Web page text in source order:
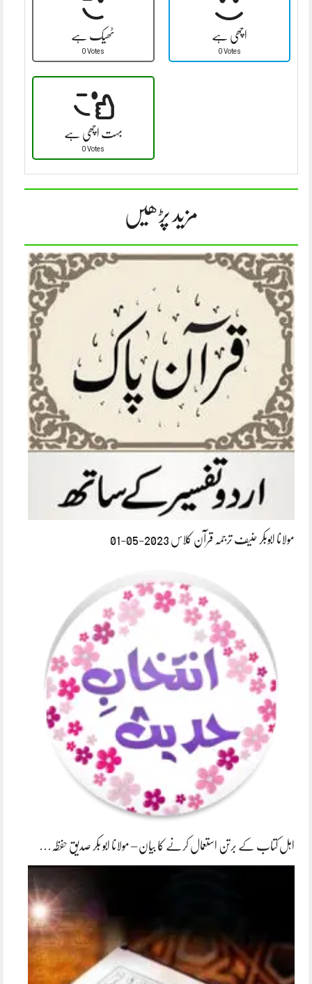
ٹھیک ہے
0 Votes
اچھی ہے
0 Votes
بہت اچھی ہے
0 Votes
مزید پڑھیں
مولانا ابوبکر حنیف ترجمہ قرآن کلاس 2023-05-01
اہل کتاب کے برتن استعمال کرنے کا بیان – مولانا ابو بکر صدیق حفظہ…